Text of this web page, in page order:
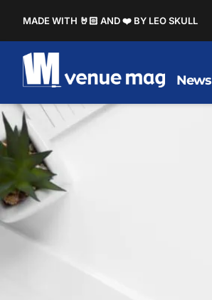
MADE WITH 🤘🏻 AND ❤️ BY LEO SKULL
News